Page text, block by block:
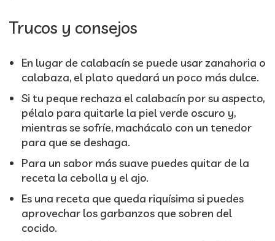
Trucos y consejos
En lugar de calabacín se puede usar zanahoria o
calabaza, el plato quedará un poco más dulce.
Si tu peque rechaza el calabacín por su aspecto,
pélalo para quitarle la piel verde oscuro y,
mientras se sofríe, machácalo con un tenedor
para que se deshaga.
Para un sabor más suave puedes quitar de la
receta la cebolla y el ajo.
Es una receta que queda riquísima si puedes
aprovechar los garbanzos que sobren del
cocido.